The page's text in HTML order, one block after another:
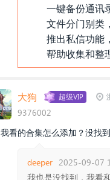
一键备份通讯
文件分门别类
推出私信功能
帮助收集和整
大狗 超级VIP
9376002
我看的合集怎么添加？没找到
deeper 2025-09-07
我也是没找到，我看